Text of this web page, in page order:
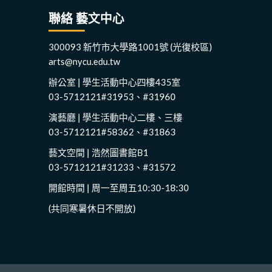
聯絡 藝文中心
300093 新竹市大學路1001號 (光復校區)
arts@nycu.edu.tw
辦公室 | 學生活動中心四樓435室
03-5712121#31953、#31960
演藝廳 | 學生活動中心二樓、三樓
03-5712121#58362、#31863
藝文空間 | 浩然圖書館B1
03-5712121#31233、#31572
開館時間 | 周一至周五10:30-18:30
(共同寒暑休日不開放)